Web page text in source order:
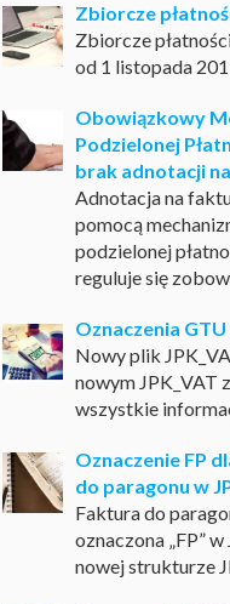
Zbiorcze
Zbiorcze
od 1 listopada
Obowiązkowy
Podzielonej
brak adnotacji
Adnotacja na
pomocą
podzielonej
reguluje się
Oznaczenia GTU
Nowy plik
nowym JPK_VAT
wszystkie
Oznaczenie FP
do paragonu w
Faktura do
oznaczona „FP”
nowej strukturze